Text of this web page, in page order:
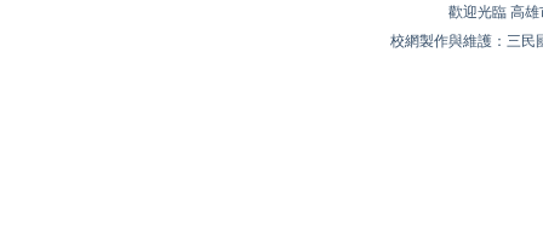
歡迎光臨 高
校網製作與維護：三民